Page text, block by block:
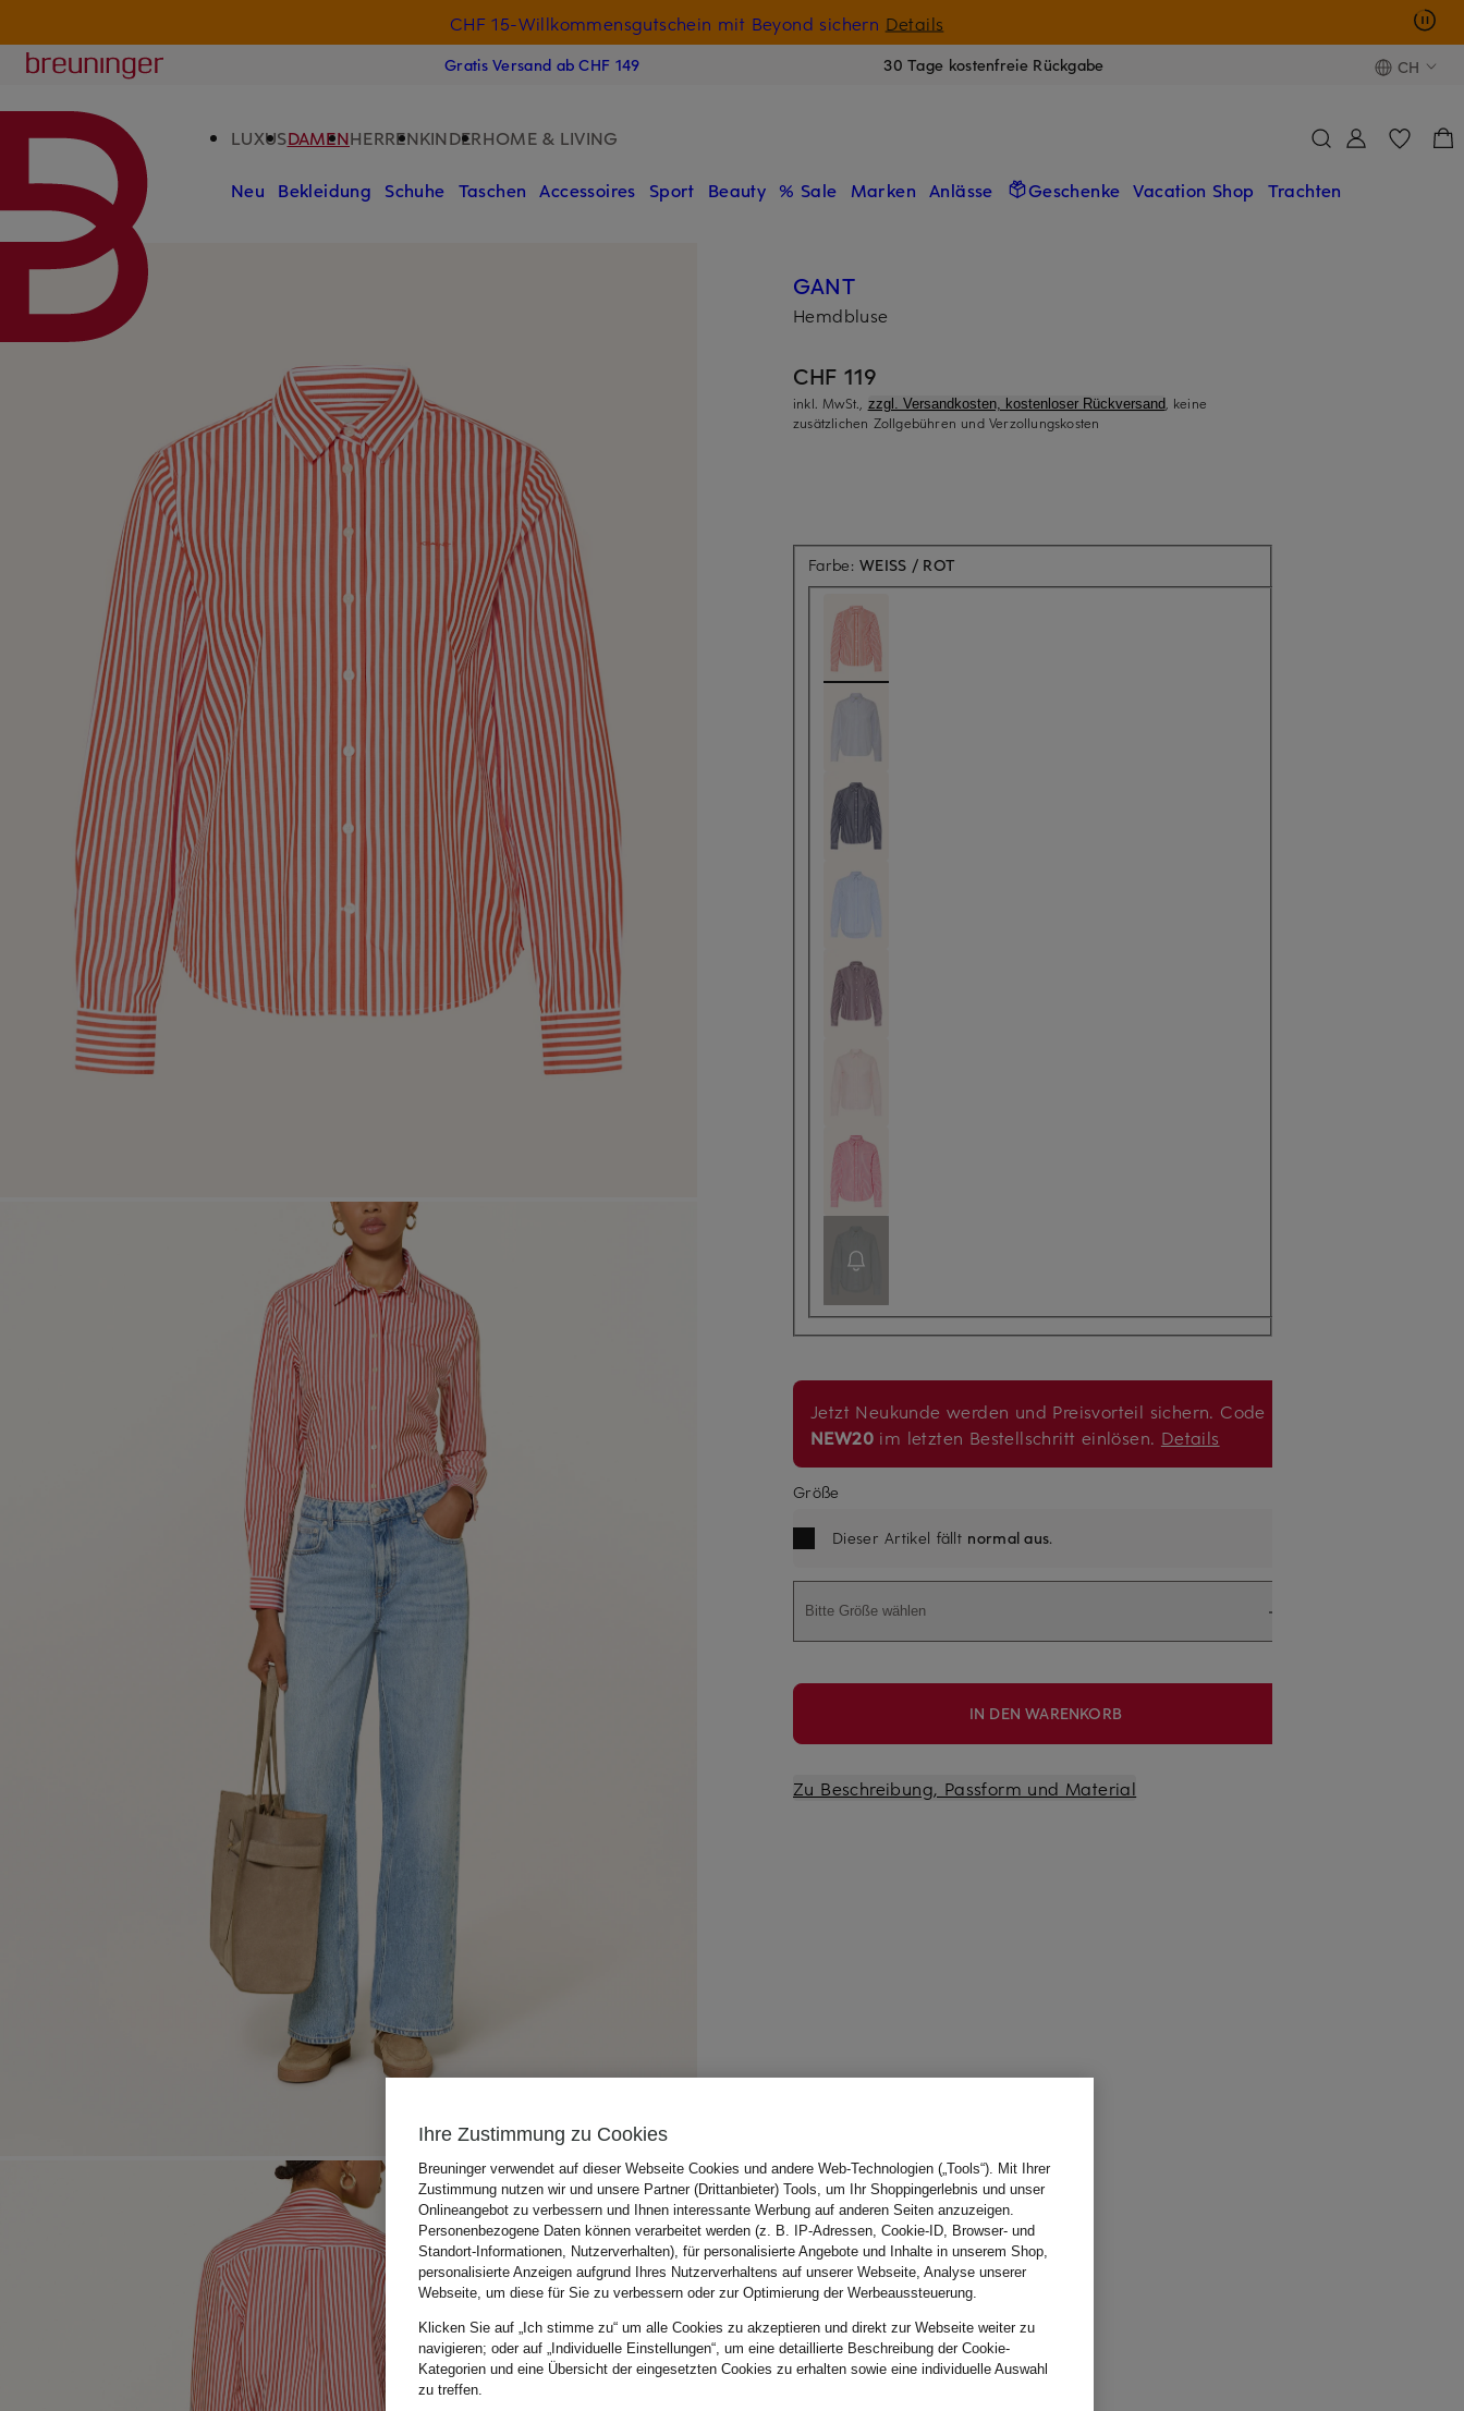
CHF 15-Willkommensgutschein mit Beyond sichern Details
Breuninger
Gratis Versand ab CHF 149 30 Tage kostenfreie Rückgabe CH
LUXUSDAMENHERRENKINDERHOME & LIVING
Neu Bekleidung Schuhe Taschen Accessoires Sport Beauty % Sale Marken Anlässe Geschenke Vacation Shop Trachten
GANT
Hemdbluse
CHF 119
inkl. MwSt., zzgl. Versandkosten, kostenloser Rückversand, keine
zusätzlichen Zollgebühren und Verzollungskosten
Farbe:WEISS / ROT
Jetzt Neukunde werden und Preisvorteil sichern. Code
NEW20 im letzten Bestellschritt einlösen. Details
Größe
Dieser Artikel fällt normal aus.
Bitte Größe wählen
IN DEN WARENKORB
Zu Beschreibung, Passform und Material
Ihre Zustimmung zu Cookies
Breuninger verwendet auf dieser Webseite Cookies und andere Web-Technologien („Tools“). Mit Ihrer
Zustimmung nutzen wir und unsere Partner (Drittanbieter) Tools, um Ihr Shoppingerlebnis und unser
Onlineangebot zu verbessern und Ihnen interessante Werbung auf anderen Seiten anzuzeigen.
Personenbezogene Daten können verarbeitet werden (z. B. IP-Adressen, Cookie-ID, Browser- und
Standort-Informationen, Nutzerverhalten), für personalisierte Angebote und Inhalte in unserem Shop,
personalisierte Anzeigen aufgrund Ihres Nutzerverhaltens auf unserer Webseite, Analyse unserer
Webseite, um diese für Sie zu verbessern oder zur Optimierung der Werbeaussteuerung.
Klicken Sie auf „Ich stimme zu“ um alle Cookies zu akzeptieren und direkt zur Webseite weiter zu
navigieren; oder auf „Individuelle Einstellungen“, um eine detaillierte Beschreibung der Cookie-
Kategorien und eine Übersicht der eingesetzten Cookies zu erhalten sowie eine individuelle Auswahl
zu treffen.